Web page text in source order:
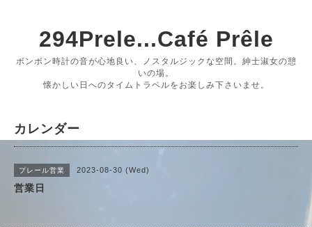
294Prele...Café Prêle
ボンボン時計の音が心地良い、ノスタルジックな空間。紳士淑女の憩
いの場。
懐かしい日へのタイムトラベルをお楽しみ下さいませ。
カレンダー
プレール営業 2023-08-30 (Wed)
営業日